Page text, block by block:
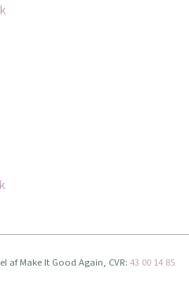
af Make It Good Again, CVR: 43 00 14 85